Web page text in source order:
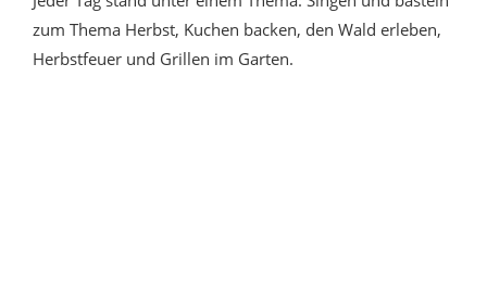
zum Thema Herbst, Kuchen backen, den Wald erleben,
Herbstfeuer und Grillen im Garten.